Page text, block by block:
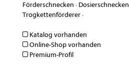
Förderschnecken · Dosierschnecken
Trogkettenförderer·
Katalog vorhanden
Online-Shop vorhanden
Premium-Profil